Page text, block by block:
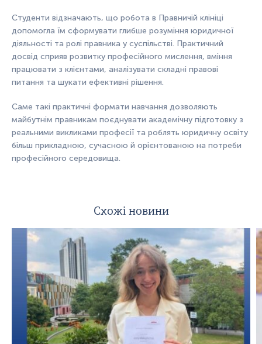
Студенти відзначають, що робота в Правничій клініці
допомогла їм сформувати глибше розуміння юридичної
діяльності та ролі правника у суспільстві. Практичний
досвід сприяв розвитку професійного мислення, вміння
працювати з клієнтами, аналізувати складні правові
питання та шукати ефективні рішення.
Саме такі практичні формати навчання дозволяють
майбутнім правникам поєднувати академічну підготовку з
реальними викликами професії та роблять юридичну освіту
більш прикладною, сучасною й орієнтованою на потреби
професійного середовища.
Схожі новини